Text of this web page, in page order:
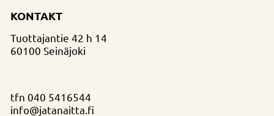
KONTAKT
Tuottajantie 42 h 14
60100 Seinäjoki
tfn 040 5416544
info@jatanaitta.fi